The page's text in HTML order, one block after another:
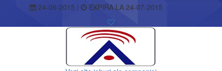
24-06-2015 | EXPIRA LA 24-07-2015